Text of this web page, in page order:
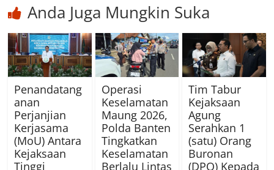
Anda Juga Mungkin Suka
Penandatang
anan
Perjanjian
Kerjasama
(MoU) Antara
Kejaksaan
Tinggi
Operasi
Keselamatan
Maung 2026,
Polda Banten
Tingkatkan
Keselamatan
Berlalu Lintas
Tim Tabur
Kejaksaan
Agung
Serahkan 1
(satu) Orang
Buronan
(DPO) Kepada